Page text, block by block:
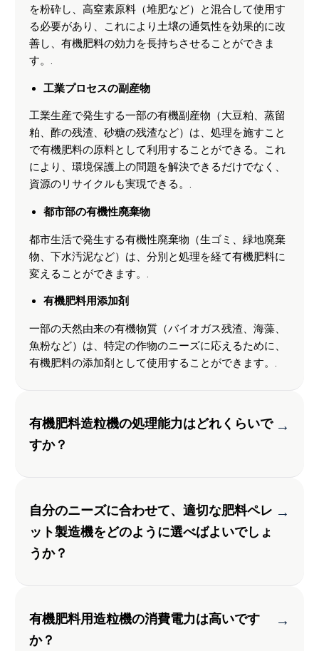
を粉砕し、高窒素原料（堆肥など）と混合して使用す
る必要があり、これにより土壌の通気性を効果的に改
善し、有機肥料の効力を長持ちさせることができま
す。.
工業プロセスの副産物
工業生産で発生する一部の有機副産物（大豆粕、蒸留
粕、酢の残渣、砂糖の残渣など）は、処理を施すこと
で有機肥料の原料として利用することができる。これ
により、環境保護上の問題を解決できるだけでなく、
資源のリサイクルも実現できる。.
都市部の有機性廃棄物
都市生活で発生する有機性廃棄物（生ゴミ、緑地廃棄
物、下水汚泥など）は、分別と処理を経て有機肥料に
変えることができます。.
有機肥料用添加剤
一部の天然由来の有機物質（バイオガス残渣、海藻、
魚粉など）は、特定の作物のニーズに応えるために、
有機肥料の添加剤として使用することができます。.
有機肥料造粒機の処理能力はどれくらいで
すか？
→
自分のニーズに合わせて、適切な肥料ペレ
ット製造機をどのように選べばよいでしょ
うか？
→
有機肥料用造粒機の消費電力は高いです
か？
→